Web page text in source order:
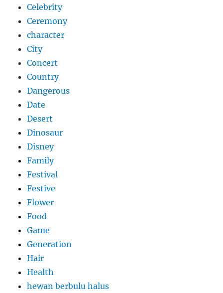
Celebrity
Ceremony
character
City
Concert
Country
Dangerous
Date
Desert
Dinosaur
Disney
Family
Festival
Festive
Flower
Food
Game
Generation
Hair
Health
hewan berbulu halus